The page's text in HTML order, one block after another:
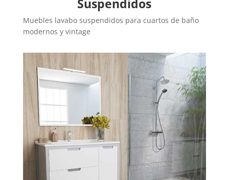
Suspendidos
Muebles lavabo suspendidos para cuartos de baño
modernos y vintage